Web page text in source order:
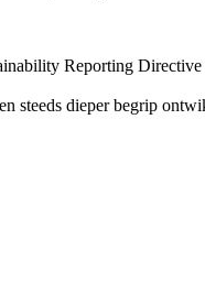
Reporting
steeds dieper begrip